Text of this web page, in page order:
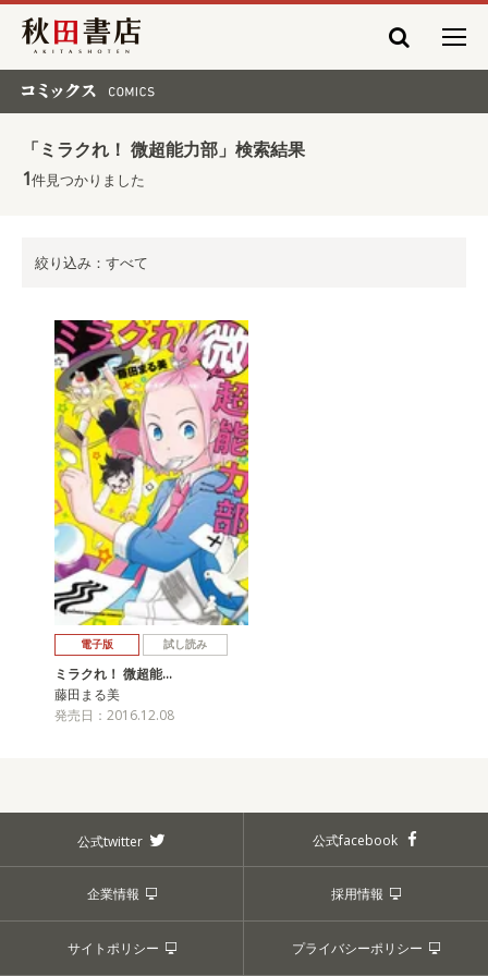
秋田書店
「ミラクれ！ 微超能力部」検索結果
1件見つかりました
絞り込み：すべて
電子版 試し読み
ミラクれ！ 微超能…
藤田まる美
発売日：2016.12.08
公式twitter 公式facebook
企業情報 採用情報
サイトポリシー プライバシーポリシー